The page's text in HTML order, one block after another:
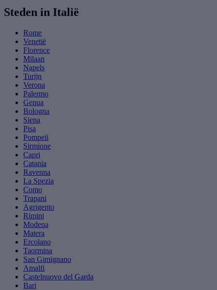
Steden in Italië
Rome
Venetië
Florence
Milaan
Napels
Turijn
Verona
Palermo
Genua
Bologna
Siena
Pisa
Pompeii
Sirmione
Capri
Catania
Ravenna
La Spezia
Como
Trapani
Agrigento
Rimini
Modena
Matera
Ercolano
Taormina
San Gimignano
Amalfi
Castelnuovo del Garda
Bari